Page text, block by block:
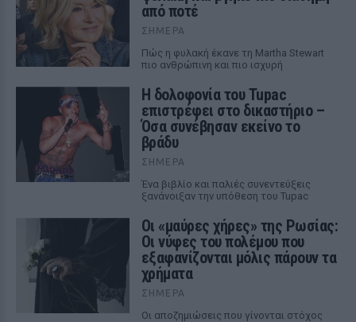
από ποτέ
ΣΉΜΕΡΑ
Πώς η φυλακή έκανε τη Martha Stewart
πιο ανθρώπινη και πιο ισχυρή
Η δολοφονία του Tupac
επιστρέφει στο δικαστήριο –
Όσα συνέβησαν εκείνο το
βράδυ
ΣΉΜΕΡΑ
Ένα βιβλίο και παλιές συνεντεύξεις
ξανάνοιξαν την υπόθεση του Tupac
Οι «μαύρες χήρες» της Ρωσίας:
Οι νύφες του πολέμου που
εξαφανίζονται μόλις πάρουν τα
χρήματα
ΣΉΜΕΡΑ
Οι αποζημιώσεις που γίνονται στόχος